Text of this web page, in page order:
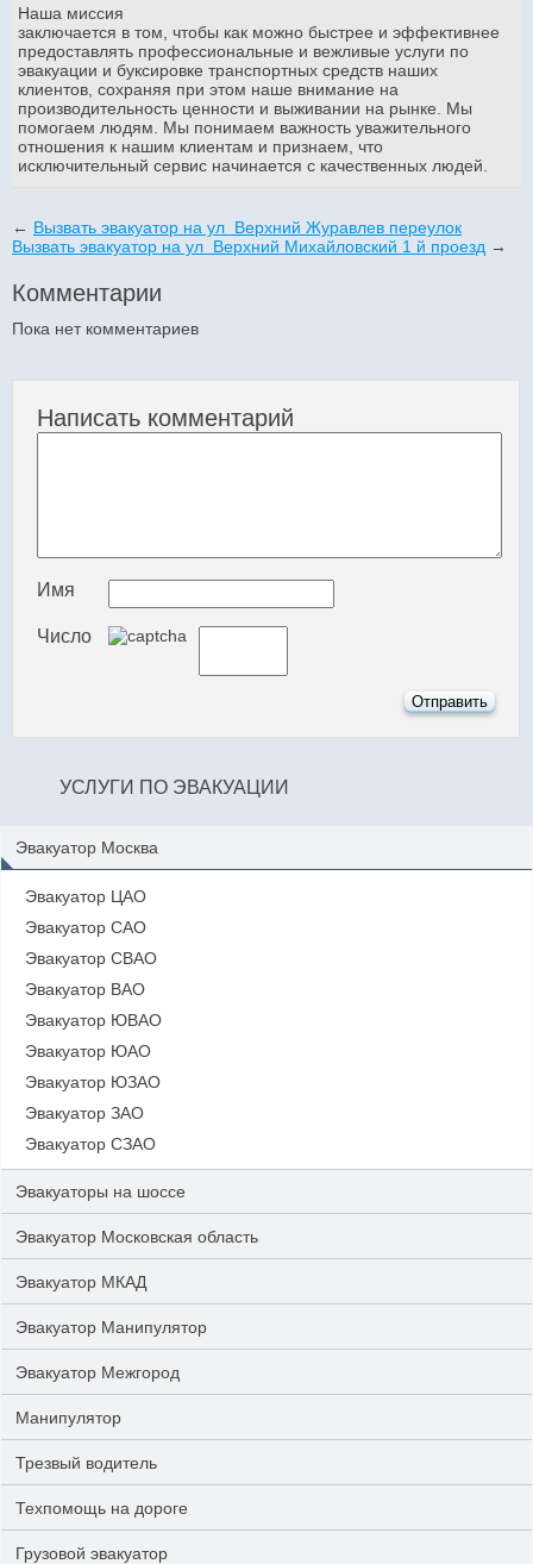
Наша миссия
заключается в том, чтобы как можно быстрее и эффективнее
предоставлять профессиональные и вежливые услуги по
эвакуации и буксировке транспортных средств наших
клиентов, сохраняя при этом наше внимание на
производительность ценности и выживании на рынке. Мы
помогаем людям. Мы понимаем важность уважительного
отношения к нашим клиентам и признаем, что
исключительный сервис начинается с качественных людей.
← Вызвать эвакуатор на ул Верхний Журавлев переулок
Вызвать эвакуатор на ул Верхний Михайловский 1 й проезд →
Комментарии
Пока нет комментариев
Написать комментарий
Имя
Число
УСЛУГИ ПО ЭВАКУАЦИИ
Эвакуатор Москва
Эвакуатор ЦАО
Эвакуатор САО
Эвакуатор СВАО
Эвакуатор ВАО
Эвакуатор ЮВАО
Эвакуатор ЮАО
Эвакуатор ЮЗАО
Эвакуатор ЗАО
Эвакуатор СЗАО
Эвакуаторы на шоссе
Эвакуатор Московская область
Эвакуатор МКАД
Эвакуатор Манипулятор
Эвакуатор Межгород
Манипулятор
Трезвый водитель
Техпомощь на дороге
Грузовой эвакуатор